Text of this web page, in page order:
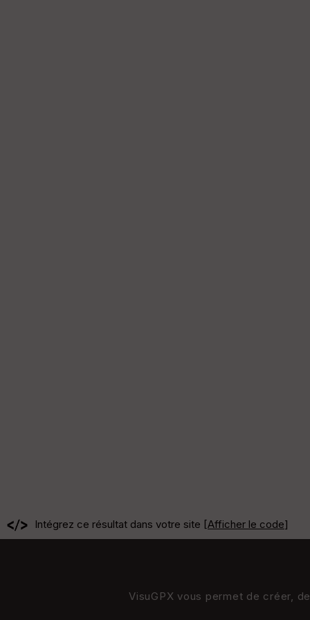
Intégrez ce résultat dans votre site [Afficher le code]
VisuGPX vous permet de créer,